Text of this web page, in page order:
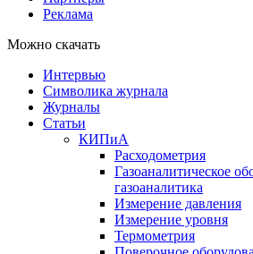
Реклама
Можно скачать
Интервью
Символика журнала
Журналы
Статьи
КИПиА
Расходометрия
Газоаналитическое
газоаналитика
Измерение давления
Измерение уровня
Термометрия